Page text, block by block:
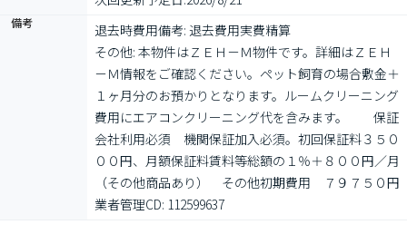
備考
退去時費用備考: 退去費用実費精算
その他: 本物件はＺＥＨ－Ｍ物件です。詳細はＺＥＨ
－Ｍ情報をご確認ください。ペット飼育の場合敷金＋
１ヶ月分のお預かりとなります。ルームクリーニング
費用にエアコンクリーニング代を含みます。　　保証
会社利用必須　機関保証加入必須。初回保証料３５０
００円、月額保証料賃料等総額の１％＋８００円／月
（その他商品あり）　その他初期費用　７９７５０円
業者管理CD: 112599637